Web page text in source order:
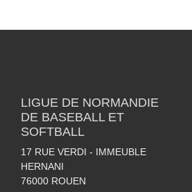
LIGUE DE NORMANDIE
DE BASEBALL ET
SOFTBALL
17 RUE VERDI - IMMEUBLE
HERNANI
76000 ROUEN